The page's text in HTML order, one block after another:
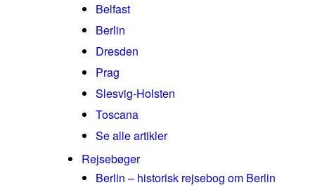
Belfast
Berlin
Dresden
Prag
Slesvig-Holsten
Toscana
Se alle artikler
Rejsebøger
Berlin – historisk rejsebog om Berlin